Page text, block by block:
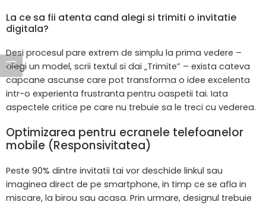
La ce sa fii atenta cand alegi si trimiti o invitatie
digitala?
Desi procesul pare extrem de simplu la prima vedere –
alegi un model, scrii textul si dai „Trimite” – exista cateva
capcane ascunse care pot transforma o idee excelenta
intr-o experienta frustranta pentru oaspetii tai. Iata
aspectele critice pe care nu trebuie sa le treci cu vederea.
Optimizarea pentru ecranele telefoanelor
mobile (Responsivitatea)
Peste 90% dintre invitatii tai vor deschide linkul sau
imaginea direct de pe smartphone, in timp ce se afla in
miscare, la birou sau acasa. Prin urmare, designul trebuie